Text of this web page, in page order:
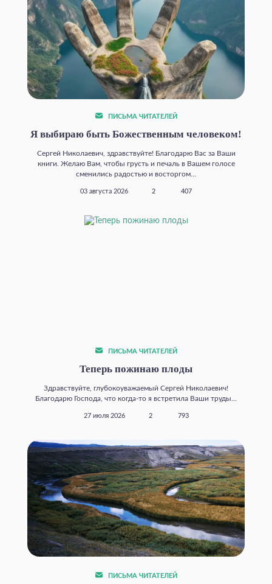
ПИСЬМА ЧИТАТЕЛЕЙ
Я выбираю быть Божественным человеком!
Сергей Николаевич, здравствуйте! Благодарю Вас за Ваши
книги. Желаю Вам, чтобы грусть и печаль в Вашем голосе
сменились радостью и восторгом...
03 августа 2026 2 407
ПИСЬМА ЧИТАТЕЛЕЙ
Теперь пожинаю плоды
Здравствуйте, глубокоуважаемый Сергей Николаевич!
Благодарю Господа, что когда‑то я встретила Ваши труды...
27 июля 2026 2 793
ПИСЬМА ЧИТАТЕЛЕЙ